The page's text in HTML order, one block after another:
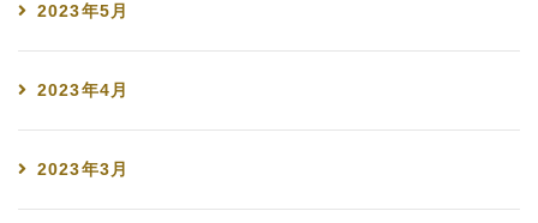
2023年5月
2023年4月
2023年3月